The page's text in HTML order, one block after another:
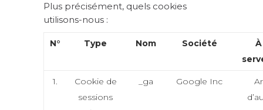
Plus précisément, quels cookies
utilisons-nous :
N° Type Nom Société
1.
Cookie de
sessions
_ga Google Inc